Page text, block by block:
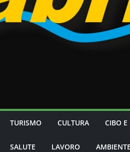
TURISMO CULTURA CIBO E
SALUTE LAVORO AMBIENTE